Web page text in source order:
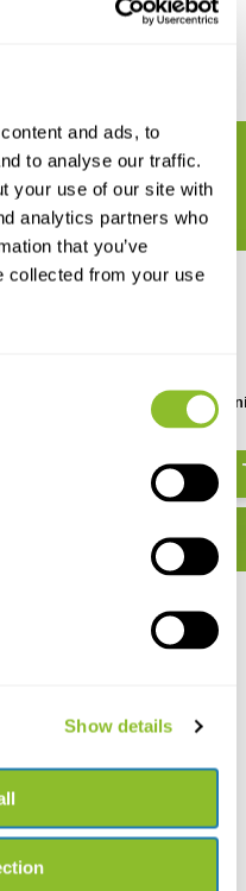
and ads, to
to analyse our traffic.
your use of our site with
analytics partners who
that you’ve
collected from your use
Show details
Seissiger Cameraval